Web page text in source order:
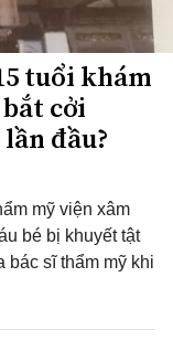
tuổi khám
cởi
đầu?
mỹ viện xâm
bé bị khuyết tật
bác sĩ thẩm mỹ khi